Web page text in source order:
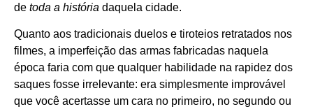
de toda a história daquela cidade.
Quanto aos tradicionais duelos e tiroteios retratados nos
filmes, a imperfeição das armas fabricadas naquela
época faria com que qualquer habilidade na rapidez dos
saques fosse irrelevante: era simplesmente improvável
que você acertasse um cara no primeiro, no segundo ou